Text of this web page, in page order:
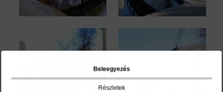
Beleegyezés
Részletek